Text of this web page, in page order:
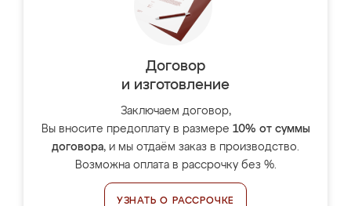
Договор
и изготовление
Заключаем договор,
Вы вносите предоплату в размере 10% от суммы
договора, и мы отдаём заказ в производство.
Возможна оплата в рассрочку без %.
УЗНАТЬ О РАССРОЧКЕ